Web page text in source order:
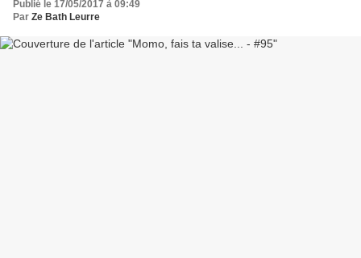
Publié le 17/05/2017 à 09:49
Par Ze Bath Leurre